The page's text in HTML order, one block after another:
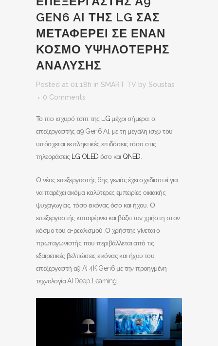
GEN6 AI ΤΗΣ LG ΣΑΣ
ΜΕΤΑΦΕΡΕΙ ΣΕ ΕΝΑΝ
ΚΟΣΜΟ ΥΨΗΛΟΤΕΡΗΣ
ΑΝΑΛΥΣΗΣ
Posted at 01:18h in SMART TV by Soustas
0 Comments
Το πιο ισχυρό τσιπ της LG μέχρι σήμερα, ο
επεξεργαστής α9 Gen6 ΑΙ, με τη μεγάλη ισχύ του,
υπόσχεται εκπληκτικές επιδόσεις τόσο στις
τηλεοράσεις
LG OLED όσο και QNED
Ο νέος επεξεργαστής 6ης γενιάς έχει σχεδιαστεί για
να παρέχει ακόμα καλύτερες εμπειρίες οικιακής
ψυχαγωγίας, τόσο εικόνας όσο και ήχου. Ο
επεξεργαστής καταφέρνει και βάζει τον χρήστη στον
κόσμο του α-ρεαλισμού .Ο χρήστης γίνεται ο
πρωταγωνιστής που περιβάλλεται από τις
εξαιρετικές βελτιώσεις εικόνας και ήχου του
επεξεργαστή α9 AI 4K Gen6 με την προηγμένη
τεχνολογία AI Deep Learning.